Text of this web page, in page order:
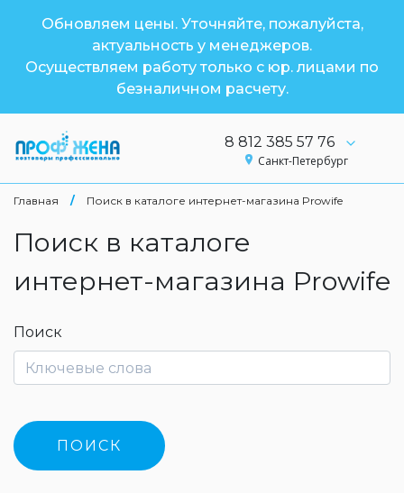
Обновляем цены. Уточняйте, пожалуйста,
актуальность у менеджеров.
Осуществляем работу только с юр. лицами по
безналичном расчету.
8 812 385 57 76
Санкт-Петербург
Главная / Поиск в каталоге интернет-магазина Prowife
Поиск в каталоге
интернет-магазина Prowife
Поиск